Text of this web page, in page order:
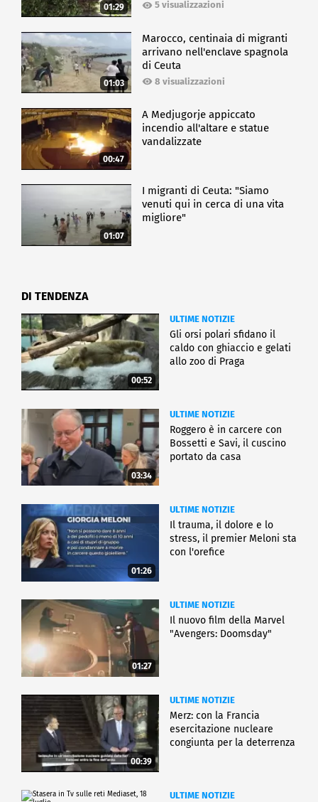
01:29 5 visualizzazioni
01:03
Marocco, centinaia di migranti
arrivano nell'enclave spagnola
di Ceuta
8 visualizzazioni
00:47
A Medjugorje appiccato
incendio all'altare e statue
vandalizzate
01:07
I migranti di Ceuta: "Siamo
venuti qui in cerca di una vita
migliore"
DI TENDENZA
00:52
ULTIME NOTIZIE
Gli orsi polari sfidano il
caldo con ghiaccio e gelati
allo zoo di Praga
03:34
ULTIME NOTIZIE
Roggero è in carcere con
Bossetti e Savi, il cuscino
portato da casa
01:26
ULTIME NOTIZIE
Il trauma, il dolore e lo
stress, il premier Meloni sta
con l'orefice
01:27
ULTIME NOTIZIE
Il nuovo film della Marvel
"Avengers: Doomsday"
00:39
ULTIME NOTIZIE
Merz: con la Francia
esercitazione nucleare
congiunta per la deterrenza
ULTIME NOTIZIE